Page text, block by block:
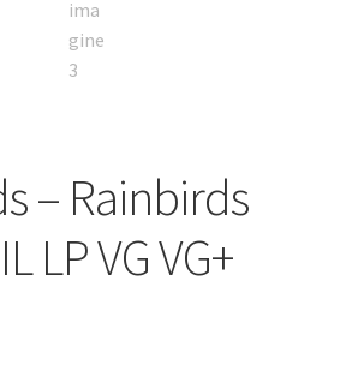
– Rainbirds
LP VG VG+